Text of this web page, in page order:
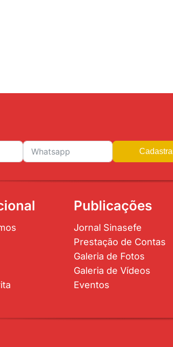
Publicações
Jornal Sinasefe
Prestação de Contas
Galeria de Fotos
Galeria de Vídeos
Eventos